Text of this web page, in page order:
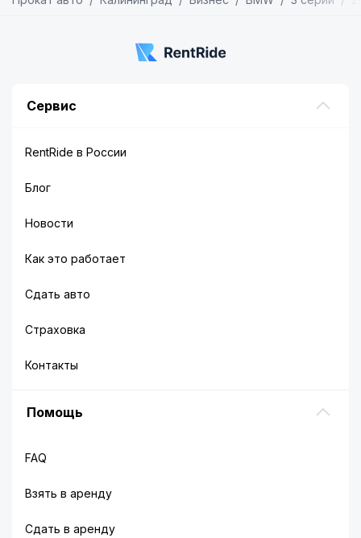
Сервис
RentRide в России
Блог
Новости
Как это работает
Сдать авто
Страховка
Контакты
Помощь
FAQ
Взять в аренду
Сдать в аренду